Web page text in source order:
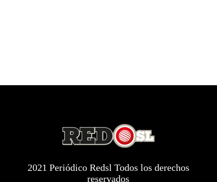
2021 Periódico Redsl Todos los derechos
reservados